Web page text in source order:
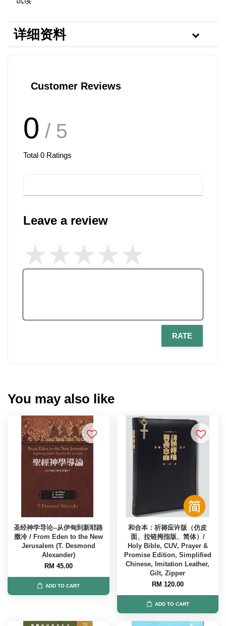
详细资料
Customer Reviews
0 / 5
Total 0 Ratings
Leave a review
RATE
You may also like
圣经神学导论--从伊甸到新耶路
撒冷 / From Eden to the New
Jerusalem (T. Desmond
Alexander)
RM 45.00
ADD TO CART
和合本：祈祷应许版（仿皮
面、拉链拇指版、简体）/
Holy Bible, CUV, Prayer &
Promise Edition, Simplified
Chinese, Imitation Leather,
Gilt, Zipper
RM 120.00
ADD TO CART